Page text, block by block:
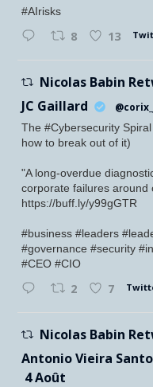
#AIrisks
8 13
Nicolas Babin
JC Gaillard
The #Cybersecurity
how to break out of it)
"A long-overdue
corporate failures around
https://buff.ly/y99gGTR
#business #leaders
#governance #security
#CEO #CIO
2 7
Nicolas Babin
Antonio Vieira
4 Août